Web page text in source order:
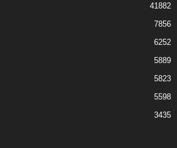
41882
7856
6252
5889
5823
5598
3435